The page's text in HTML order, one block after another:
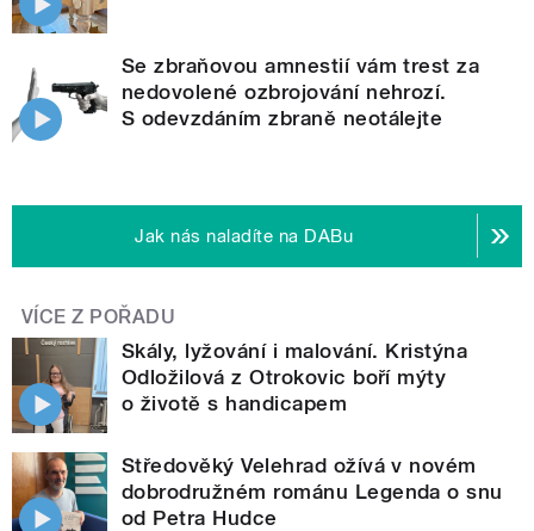
Se zbraňovou amnestií vám trest za
nedovolené ozbrojování nehrozí.
S odevzdáním zbraně neotálejte
Jak nás naladíte na DABu
VÍCE Z POŘADU
Skály, lyžování i malování. Kristýna
Odložilová z Otrokovic boří mýty
o životě s handicapem
Středověký Velehrad ožívá v novém
dobrodružném románu Legenda o snu
od Petra Hudce